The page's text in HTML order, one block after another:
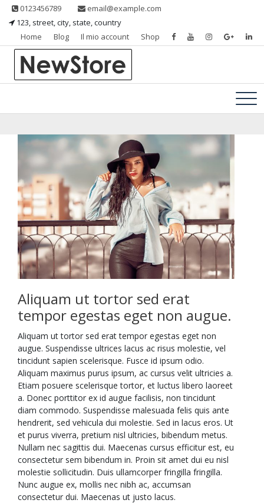
Skip 0123456789
email@example.com
123, street, city, state, country
Home
Blog Il mio account Shop
Un nuovo sito targato WordPress
Aliquam ut tortor sed erat
tempor egestas eget non augue.
Aliquam ut tortor sed erat tempor egestas eget non
augue. Suspendisse ultrices lacus ac risus molestie, vel
tincidunt sapien scelerisque. Fusce id ipsum odio.
Aliquam maximus purus ipsum, ac cursus velit ultricies a.
Etiam posuere scelerisque tortor, et luctus libero laoreet
a. Donec porttitor ex id augue facilisis, non tincidunt
diam commodo. Suspendisse malesuada felis quis ante
hendrerit, sed vehicula dui molestie. Sed in lacus eros. Ut
et purus viverra, pretium nisl ultricies, bibendum metus.
Nullam nec sagittis dui. Maecenas cursus efficitur est, eu
consectetur sem bibendum in. Proin sit amet dui eu nisl
molestie sollicitudin. Duis ullamcorper fringilla fringilla.
Nunc augue ex, mollis nec nibh ac, accumsan
consectetur dui. Maecenas ut justo lacus.